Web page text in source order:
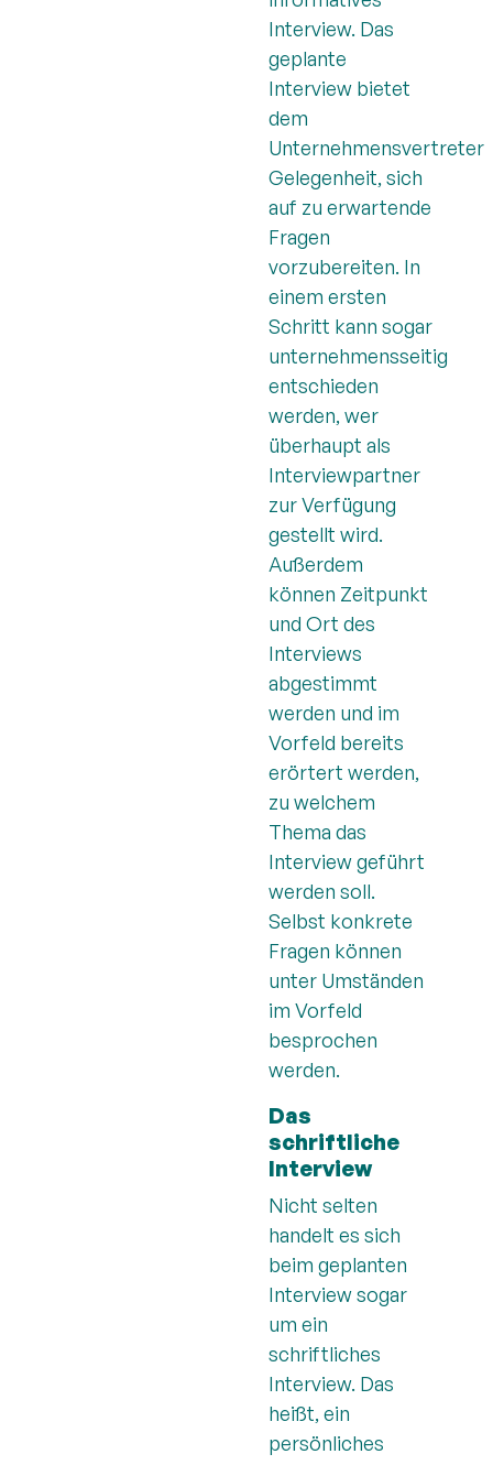
Interview. Das
geplante
Interview bietet
dem
Unternehmensvertreter
Gelegenheit, sich
auf zu erwartende
Fragen
vorzubereiten. In
einem ersten
Schritt kann sogar
unternehmensseitig
entschieden
werden, wer
überhaupt als
Interviewpartner
zur Verfügung
gestellt wird.
Außerdem
können Zeitpunkt
und Ort des
Interviews
abgestimmt
werden und im
Vorfeld bereits
erörtert werden,
zu welchem
Thema das
Interview geführt
werden soll.
Selbst konkrete
Fragen können
unter Umständen
im Vorfeld
besprochen
werden.
Das
schriftliche
Interview
Nicht selten
handelt es sich
beim geplanten
Interview sogar
um ein
schriftliches
Interview. Das
heißt, ein
persönliches